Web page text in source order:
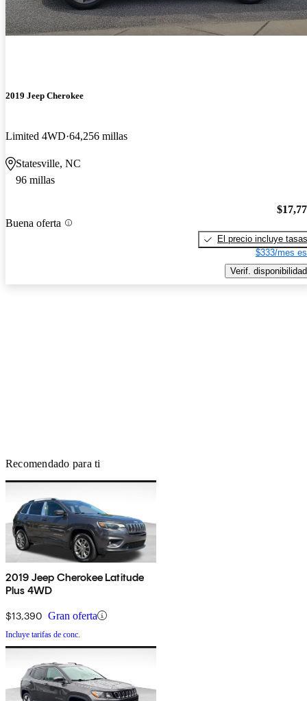
2019 Jeep Cherokee
Limited 4WD 64,256 millas
Statesville, NC
96 millas
Buena oferta
El precio incluye tasas
$333/mes
Verif. disponibilidad
Recomendado para ti
2019 Jeep Cherokee Latitude
Plus 4WD
$13,390 Gran oferta
Incluye tarifas de conc.